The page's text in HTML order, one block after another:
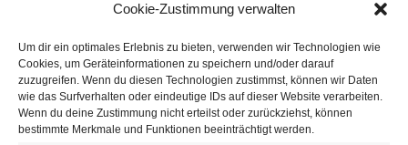
Cookie-Zustimmung verwalten
Um dir ein optimales Erlebnis zu bieten, verwenden wir Technologien wie
Cookies, um Geräteinformationen zu speichern und/oder darauf
zuzugreifen. Wenn du diesen Technologien zustimmst, können wir Daten
wie das Surfverhalten oder eindeutige IDs auf dieser Website verarbeiten.
Wenn du deine Zustimmung nicht erteilst oder zurückziehst, können
bestimmte Merkmale und Funktionen beeinträchtigt werden.
Veranstaltungen
Höffner Run